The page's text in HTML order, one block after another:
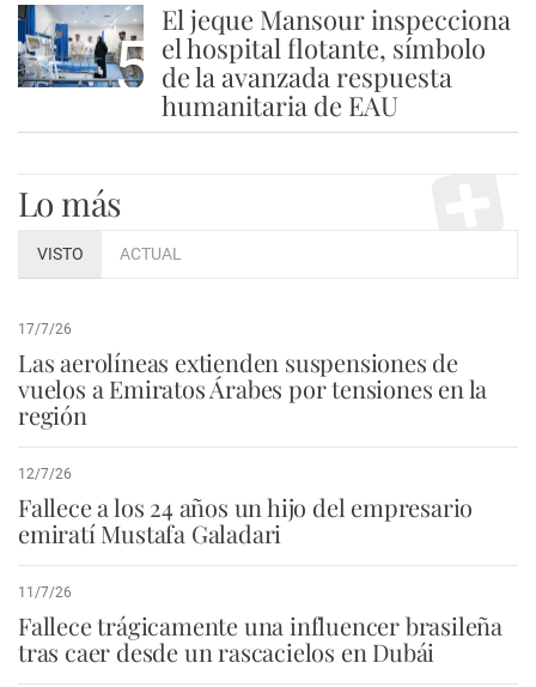
5
El jeque Mansour inspecciona
el hospital flotante, símbolo
de la avanzada respuesta
humanitaria de EAU
Lo más
VISTO ACTUAL
17/7/26
Las aerolíneas extienden suspensiones de
vuelos a Emiratos Árabes por tensiones en la
región
12/7/26
Fallece a los 24 años un hijo del empresario
emiratí Mustafa Galadari
11/7/26
Fallece trágicamente una influencer brasileña
tras caer desde un rascacielos en Dubái